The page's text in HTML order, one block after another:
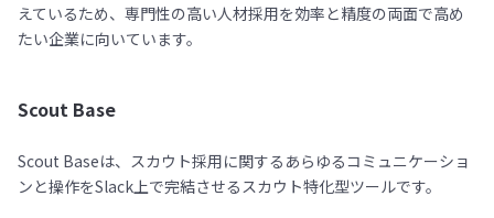
えているため、専門性の高い人材採用を効率と精度の両面で高め
たい企業に向いています。
Scout Base
Scout Baseは、スカウト採用に関するあらゆるコミュニケーショ
ンと操作をSlack上で完結させるスカウト特化型ツールです。